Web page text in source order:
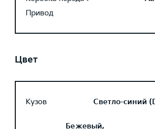
Привод
Цвет
Кузов Светло-синий
Бежевый,